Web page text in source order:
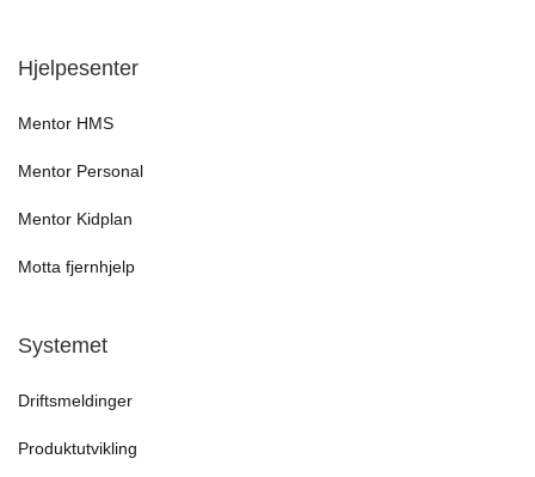
Hjelpesenter
Mentor HMS
Mentor Personal
Mentor Kidplan
Motta fjernhjelp
Systemet
Driftsmeldinger
Produktutvikling